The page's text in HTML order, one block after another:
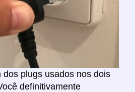
dos plugs usados nos dois
definitivamente